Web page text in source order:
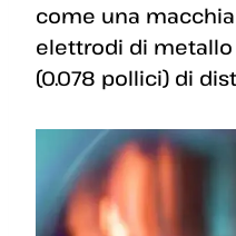
come una
elettrodi di
(0.078 pollici) di